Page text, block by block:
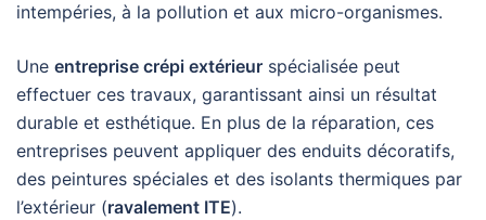
intempéries, à la pollution et aux micro-organismes.
Une entreprise crépi extérieur spécialisée peut
effectuer ces travaux, garantissant ainsi un résultat
durable et esthétique. En plus de la réparation, ces
entreprises peuvent appliquer des enduits décoratifs,
des peintures spéciales et des isolants thermiques par
l’extérieur (ravalement ITE).